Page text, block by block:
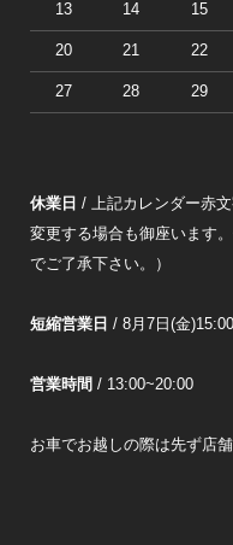
13 14 15
20 21 22
27 28 29
休業日 / 上記カレンダー赤
変更する場合も御座います
でご了承下さい。）
短縮営業日 / 8月7日(金
営業時間 / 13:00~20:00
お車でお越しの際は先ず店